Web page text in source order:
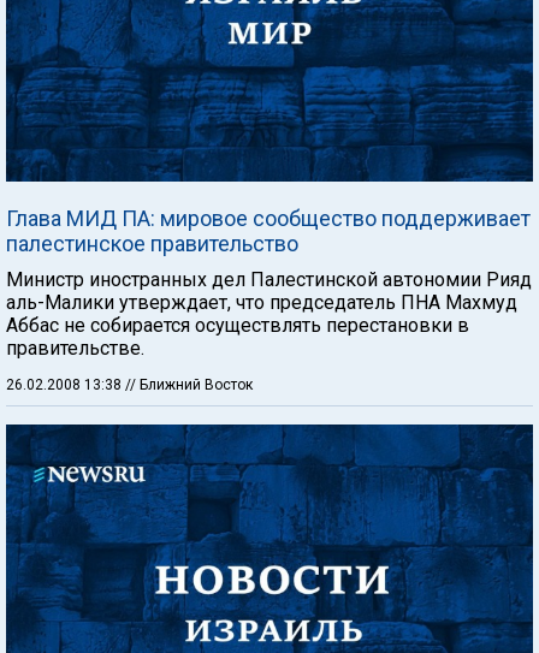
Глава МИД ПА: мировое сообщество поддерживает
палестинское правительство
Министр иностранных дел Палестинской автономии Рияд
аль-Малики утверждает, что председатель ПНА Махмуд
Аббас не собирается осуществлять перестановки в
правительстве.
26.02.2008 13:38 // Ближний Восток